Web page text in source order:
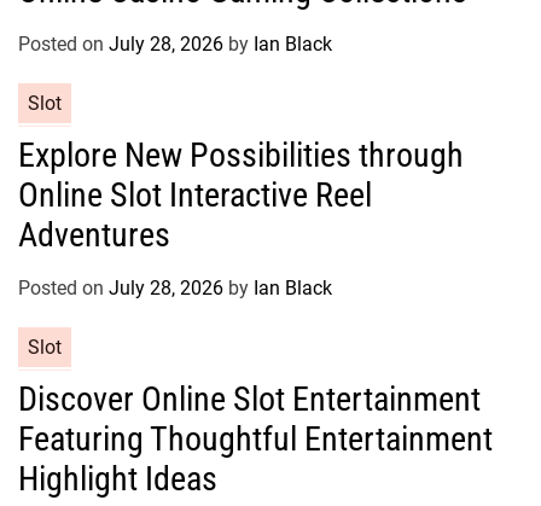
o
e
s
Posted on July 28, 2026 by Ian Black
a
e
g
o
r
s
Slot
Explore New Possibilities through
Online Slot Interactive Reel
Adventures
Posted on July 28, 2026 by Ian Black
a
e
g
o
Slot
Discover Online Slot Entertainment
Featuring Thoughtful Entertainment
Highlight Ideas